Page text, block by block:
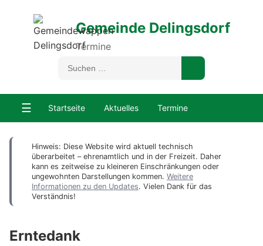
Gemeinde Delingsdorf
Termine
☰ Startseite Aktuelles Termine
Hinweis: Diese Website wird aktuell technisch
überarbeitet – ehrenamtlich und in der Freizeit. Daher
kann es zeitweise zu kleineren Einschränkungen oder
ungewohnten Darstellungen kommen. Weitere
Informationen zu den Updates. Vielen Dank für das
Verständnis!
Erntedank